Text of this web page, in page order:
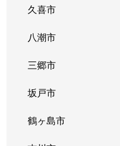
久喜市
八潮市
三郷市
坂戸市
鶴ヶ島市